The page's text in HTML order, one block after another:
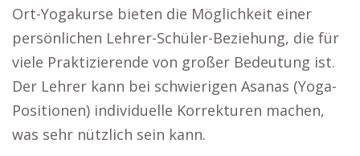
Ort-Yogakurse bieten die Möglichkeit einer
persönlichen Lehrer-Schüler-Beziehung, die für
viele Praktizierende von großer Bedeutung ist.
Der Lehrer kann bei schwierigen Asanas (Yoga-
Positionen) individuelle Korrekturen machen,
was sehr nützlich sein kann.